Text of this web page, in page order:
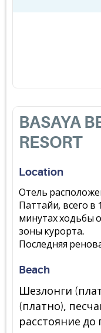
BASAYA
RESORT
Location
Отель
Паттайи, всего в
минутах ходьбы
зоны курорта.
Последняя
Beach
Шезлонги
(платно),
расстояние до